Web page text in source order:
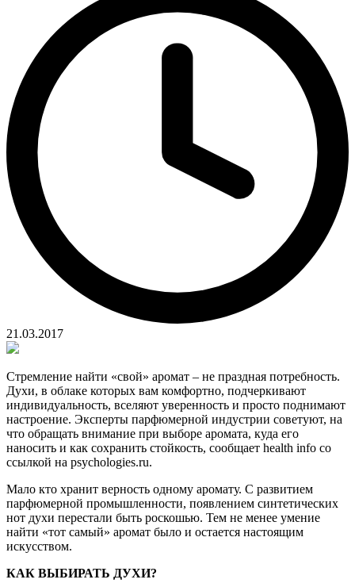
21.03.2017
Стремление найти «свой» аромат – не праздная потребность.
Духи, в облаке которых вам комфортно, подчеркивают
индивидуальность, вселяют уверенность и просто поднимают
настроение. Эксперты парфюмерной индустрии советуют, на
что обращать внимание при выборе аромата, куда его
наносить и как сохранить стойкость, сообщает health info со
ссылкой на psychologies.ru.
Мало кто хранит верность одному аромату. С развитием
парфюмерной промышленности, появлением синтетических
нот духи перестали быть роскошью. Тем не менее умение
найти «тот самый» аромат было и остается настоящим
искусством.
КАК ВЫБИРАТЬ ДУХИ?